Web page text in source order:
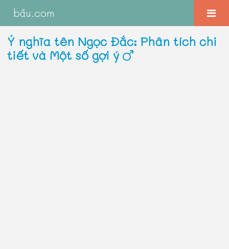
bầu.com
Ý nghĩa tên Ngọc Đắc: Phân tích chi
tiết và Một số gợi ý